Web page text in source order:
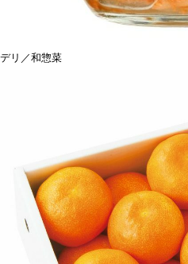
デリ／和惣菜